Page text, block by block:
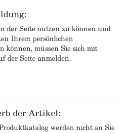
der Seite nutzen zu können und
Ihrem persönlichen
können, müssen Sie sich mit
der Seite anmelden.
der Artikel:
werden nicht an Sie